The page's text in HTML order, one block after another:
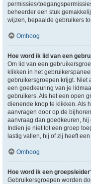
permissies/
beheerder een stuk
wijzen, bepaalde gebruikers
Omhoog
Hoe word ik lid van een
Om lid van een
klikken in het
gebruikersgroepen krijgt. Niet
een goedkeuring van je
gebruikers. Als het een open
dienende knop te klikken. Als
aanvragen door op de
aanvraag dan goedkeuren,
Indien je niet tot een groep
lastig vallen, hij of zij heeft
Omhoog
Hoe word ik een
Gebruikersgroepen worden